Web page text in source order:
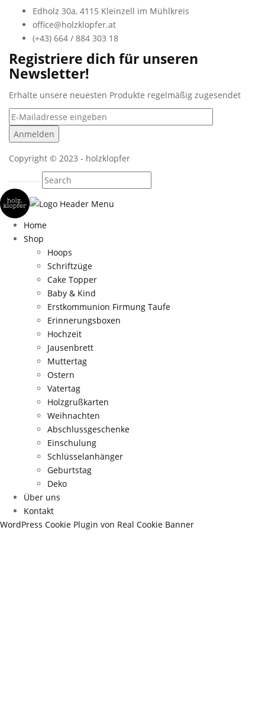
Edholz 30a, 4115 Kleinzell im Mühlkreis
office@holzklopfer.at
(+43) 664 / 884 303 18
Registriere dich für unseren
Newsletter!
Erhalte unsere neuesten Produkte regelmäßig zugesendet
Copyright © 2023 - holzklopfer
Home
Shop
Hoops
Schriftzüge
Cake Topper
Baby & Kind
Erstkommunion Firmung Taufe
Erinnerungsboxen
Hochzeit
Jausenbrett
Muttertag
Ostern
Vatertag
Holzgrußkarten
Weihnachten
Abschlussgeschenke
Einschulung
Schlüsselanhänger
Geburtstag
Deko
Über uns
Kontakt
WordPress Cookie Plugin von Real Cookie Banner